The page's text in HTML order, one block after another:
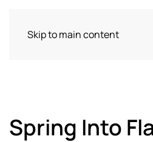
Skip to main content
Spring Into